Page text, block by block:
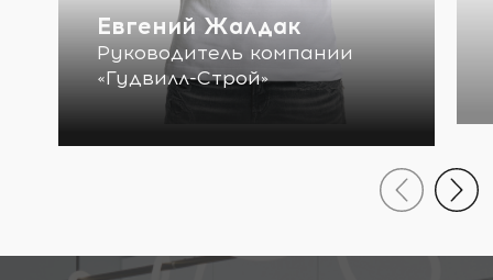
Евгений Жалдак
Руководитель компании
«Гудвилл-Строй»